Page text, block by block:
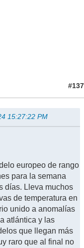
#137
15:27:22 PM
europeo de rango
para la semana
días. Lleva muchos
de temperatura en
unido a anomalías
atlántica y las
que llegan más
raro que al final no